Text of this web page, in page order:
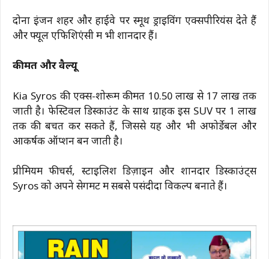
दोनों इंजन शहर और हाईवे पर स्मूथ ड्राइविंग एक्सपीरियंस देते हैं
और फ्यूल एफिशिएंसी में भी शानदार हैं।
कीमत और वैल्यू
Kia Syros की एक्स-शोरूम कीमत ₹10.50 लाख से ₹17 लाख तक
जाती है। फेस्टिवल डिस्काउंट के साथ ग्राहक इस SUV पर ₹1 लाख
तक की बचत कर सकते हैं, जिससे यह और भी अफोर्डेबल और
आकर्षक ऑप्शन बन जाती है।
प्रीमियम फीचर्स, स्टाइलिश डिज़ाइन और शानदार डिस्काउंट्स
Syros को अपने सेगमेंट में सबसे पसंदीदा विकल्प बनाते हैं।